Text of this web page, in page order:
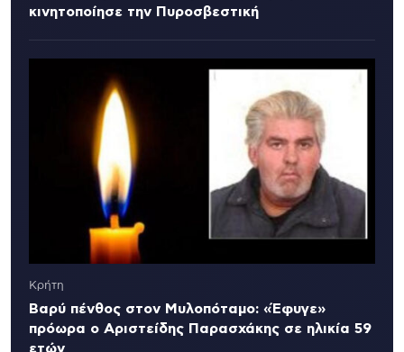
κινητοποίησε την Πυροσβεστική
Κρήτη
Βαρύ πένθος στον Μυλοπόταμο: «Έφυγε»
πρόωρα ο Αριστείδης Παρασχάκης σε ηλικία 59
ετών